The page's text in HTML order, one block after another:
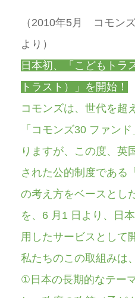
（2010年5月 コモン
より）
日本初、「こどもトラ
トラスト）」を開始！
コモンズは、世代を超
「コモンズ30 ファン
りますが、この度、英
された公的制度である
の考え方をベースとし
を、6 月1 日より、日
用したサービスとして
私たちのこの取組みは、
①日本の長期的なテー